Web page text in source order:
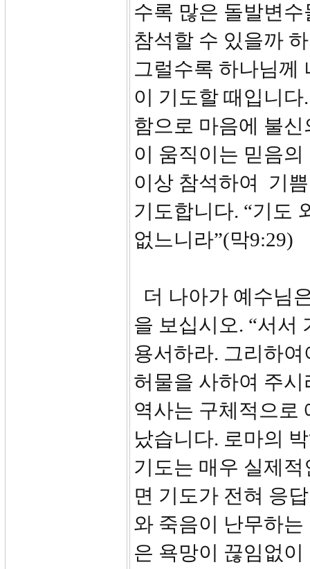
수록 많은 돌발변
참석할 수 있을까
그럴수록 하나님께
이 기도할 때입니
함으로 마음에 불
이 움직이는 믿음
이상 참석하여 기
기도합니다. “기도
없느니라”(막9:29)
더 나아가 예수님
을 보십시오. “서서
용서하라. 그리하
허물을 사하여 주
역사는 구체적으로
났습니다. 로마의
기도는 매우 실제
면 기도가 전혀 응
와 죽음이 난무하
은 욕망이 끊임없